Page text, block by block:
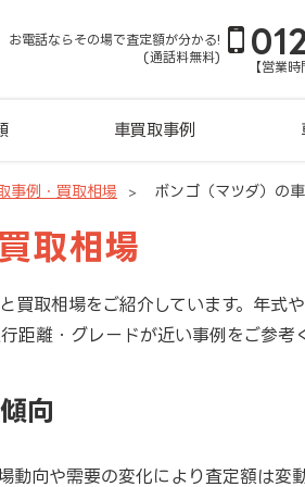
お電話ならその場で査定額が分かる!
(通話料無料)
【営業
車買取事例
事例・買取相場 ボンゴ（マツダ）の
取相場
買取相場をご紹介しています。年式
距離・グレードが近い事例をご参考
向
動向や需要の変化により査定額は変